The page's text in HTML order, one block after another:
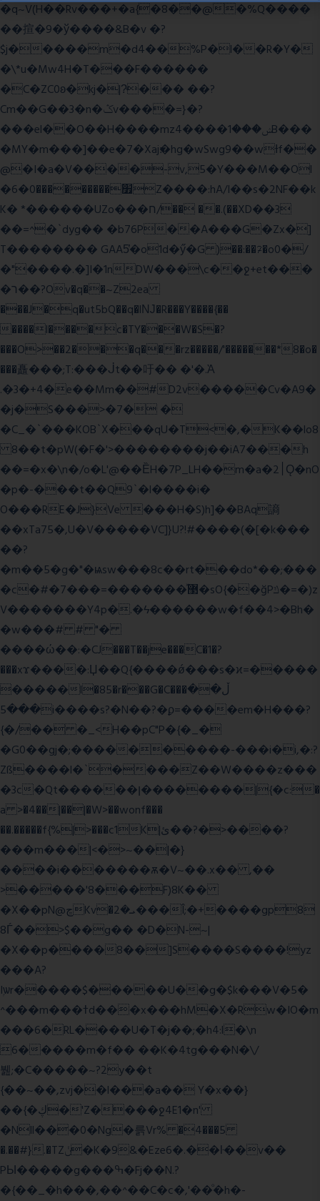
�q~V(H��Rv���+�a{�8��@�%Q����
��揎�9�ў����&B�v �?
$j�����m�d4��%P�l��R�Y�
�\*u�Mw4H�T���F������
�C�ZC0ʚ�kj�|?ͮ��� ��?
Cm��G��3�n�ݣv����=}�?
���el��O��H����mzݾ���1����4B���
�MY�m���]��e�7�Xaj׃�hg�wSwg9��wƗf��
@�I�a�V����-v,5�Y���M��Ol
�׿���������0�6Z����:hA/I��s�2NF��k
K� *������UZo���ח/�� ��.(��XD��3
��=^�`dyg�� �b76P��A���G�Zx�]
T�������� GAA5̔�o1d�ӳ�G )��:��ℱ�o0�/
�"����.�]I�1nDW���\c��ջ+et���
�ר��?Ov�q��~Z2ea
���J�q�ut5bQ��q�lǊ�R���Y����{��
����l����c�TY���W�S�?
���O>��2���q���rz�����/'�������*8�o�
���矗���;T:���ᒎt��吁�� �'�.Ὰ
.�3�+4�e��Mm��#D2v�����Cv�A9�
�j�S���>�7� �
�C_�`���KOB`X���qU�T<�,�K��lo8
8��t�pW(�F�'>��������j��iA7���h
��=�x�\n�/o�L'@��ȄH�7P_LH��m�a�2׀Ǫ�nO
�p�-���t��Q9`�l����i�
O���RE�J}Ve ���H�S)h]��BAq謪
��xTa75�,U�V�����VC]}U?!#����(�[�k���
��?
�m��5�g�"�ѩsw���8c��rt���do*��;���
�c�#�޳�ͯ������=���7�sO{��ğPݿ�=�)z
V�������Y4p�.�ϟ������w�f��4>�Bh�
�w���# # "�
����ώ��:�CJ���T��je���C�1�?
���xϫ����:Џ��Q{����ǿ���s�ϰ=�����
�����l�85�r���G�C���ڵ��
���5i����s?�N��?�ϼ=����em�H���?
{�/�� �_<H��pC"P�{�_�
�G0��gj�;����������-���i�i,�:?
Zß����l�`����Z��W����z���
�3c�Qt������ן��������|{�c:�
a >�4��|��|�W>��wonf���
��.�����f{%|>���c1K|ئ��?�>����?
���m���|<�>~��|�}
����i�������ѫ�V~��.x�� ,��
>�����'8���F)8K��
�X��pN@ڇKv�ܝ�2���Î;�+����gp8
8Ѓ��>$��g�� �D�N-~|
�X��p����8��]S����S����!yz
���A?
Iۭѡr�����$�����U��g�$k���V�5�
^���m���ߙd���x���hM�X�Rw�IO�m
���6�RL����U�T�j��;�h4:l�\n
6�����m�f�� ��K�4tg���N�\/
뷆;�C�����~?2y��t
{��~��,zvj��l���a�� Y�x��}
��{�ڮ�'Z����ջ4E1�n'
�Nll���0�Ng�륽Vr% �4���5
�.��#}.�TZݩ�K�9&�Eze6�.��ŀ��v��
PЫ�����g���ߒ�Fj��N.?
�{��_�h���,��^��C�c�,'��ͦ�h�-